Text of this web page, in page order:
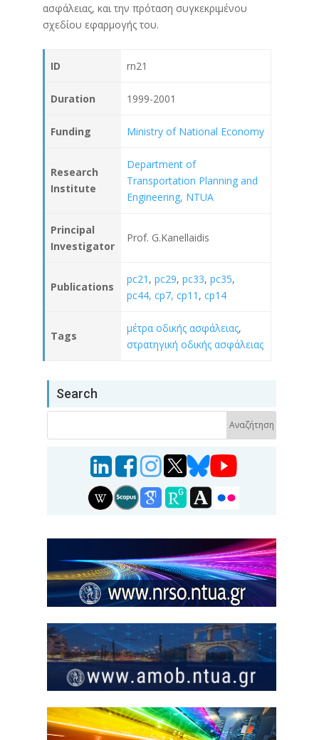
ασφάλειας, και την πρόταση συγκεκριμένου
σχεδίου εφαρμογής του.
ID rn21
Duration 1999-2001
Funding Ministry of National Economy
Research
Institute
Department of
Transportation Planning and
Engineering, NTUA
Principal
Investigator
Prof. G.Kanellaidis
Publications
pc21 , pc29, pc33, pc35,
pc44, cp7, cp11 , cp14
Tags
μέτρα οδικής ασφάλειας,
στρατηγική οδικής ασφάλειας
Search